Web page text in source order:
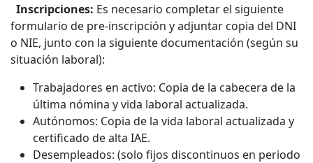
Inscripciones: Es necesario completar el siguiente
formulario de pre-inscripción y adjuntar copia del DNI
o NIE, junto con la siguiente documentación (según su
situación laboral):
Trabajadores en activo: Copia de la cabecera de la
última nómina y vida laboral actualizada.
Autónomos: Copia de la vida laboral actualizada y
certificado de alta IAE.
Desempleados: (solo fijos discontinuos en periodo